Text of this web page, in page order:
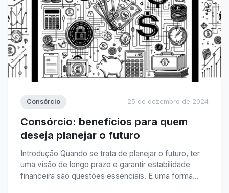
Consórcio 25 de dezembro de 2024
Consórcio: benefícios para quem
deseja planejar o futuro
Introdução Quando se trata de planejar o futuro, ter
uma visão de longo prazo e garantir estabilidade
financeira são questões essenciais. E uma forma